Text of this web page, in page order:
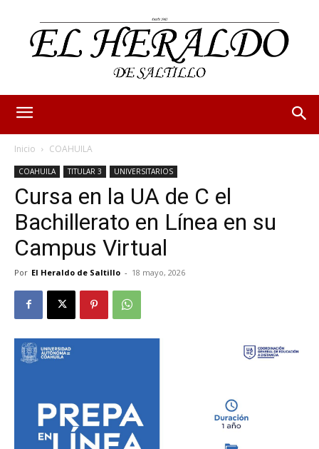
Inicio COAHUILA
COAHUILA TITULAR 3 UNIVERSITARIOS
Cursa en la UA de C el
Bachillerato en Línea en su
Campus Virtual
Por El Heraldo de Saltillo - 18 mayo, 2026